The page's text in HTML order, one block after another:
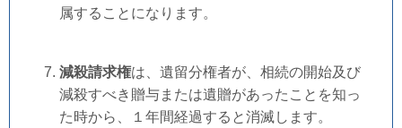
属することになります。
減殺請求権は、遺留分権者が、相続の開始及び
減殺すべき贈与または遺贈があったことを知っ
た時から、１年間経過すると消滅します。